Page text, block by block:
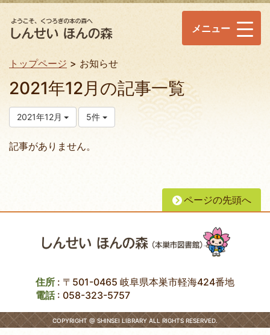
メニュー
トップページ お知らせ
2021年12月の記事一覧
2021年12月 5件
記事がありません。
ページの先頭へ
住所 : 〒501-0465 岐阜県本巣市軽海424番地
電話: 058-323-5757
COPYRIGHT @ SHINSEI LIBRARY ALL RIGHTS RESERVED.